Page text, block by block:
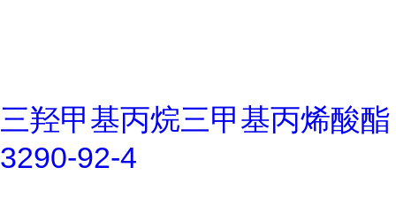
三羟甲基丙烷三甲基丙烯酸酯
3290-92-4